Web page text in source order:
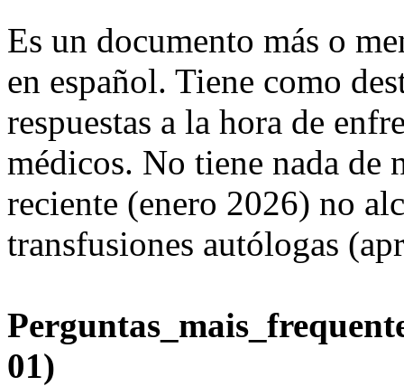
Es un documento más o
en español. Tiene como
respuestas a la hora de
médicos. No tiene nada de
reciente (enero 2026) no
transfusiones autólogas
01)